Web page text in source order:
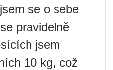
se o sebe
pravidelně
jsem
10 kg, což